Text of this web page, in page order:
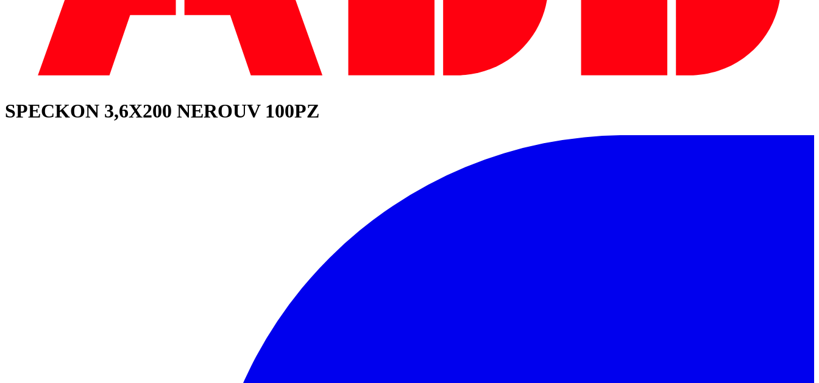
SPECKON 3,6X200 NEROUV 100PZ